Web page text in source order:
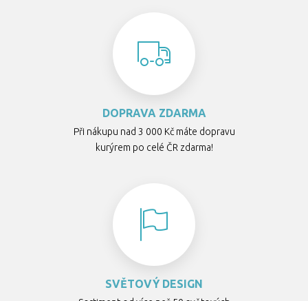
DOPRAVA ZDARMA
Při nákupu nad 3 000 Kč máte dopravu
kurýrem po celé ČR zdarma!
SVĚTOVÝ DESIGN